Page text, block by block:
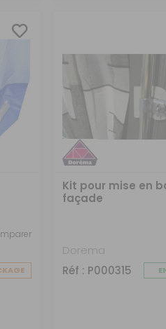
Kit pour mise en
façade
Dorema
Réf : P000315